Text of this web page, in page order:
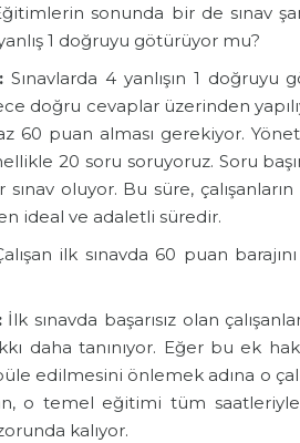
sonunda bir de sınav
1 doğruyu götürüyor mu?
Sınavlarda 4 yanlışın 1
doğru cevaplar üzerinden
60 puan alması gerekiyor.
20 soru soruyoruz. Soru
sınav oluyor. Bu süre,
ideal ve adaletli süredir.
ilk sınavda 60 puan
İlk sınavda başarısız olan
daha tanınıyor. Eğer bu ek
edilmesini önlemek adına o
o temel eğitimi tüm
kalıyor.